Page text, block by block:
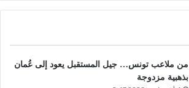
من ملاعب تونس… جيل المستقبل يعود إلى عُمان
بذهبية مزدوجة